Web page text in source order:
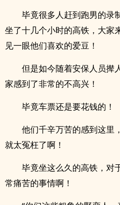
毕竟很多人赶到跑男的录
坐了十几个小时的高铁，大家
见一眼他们喜欢的爱豆！
但是如今随着安保人员撵
家感到了非常的不高兴！
毕竟车票还是要花钱的！
他们千辛万苦的感到这里
就太冤枉了啊！
毕竟坐这么久的高铁，对
常痛苦的事情啊！